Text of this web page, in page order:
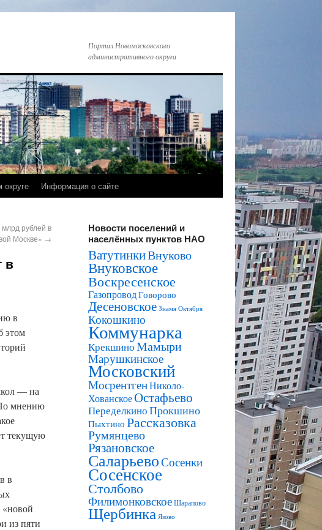
Портал Новомосковского
административного округа
округе Информация о сайте
рублей в
Москве» →
в
в
этом
— на
мнению
текущую
в
«новой
из пяти
Новости поселений и
населённых пунктов НАО
ВатутинкиВнуково
Внуковское
Воскресенское
ГазопроводГоворово
Десеновское Знамя Октября
Кокошкино
Коммунарка
КрекшиноМамыри
Марушкинское
Московский
МосрентгенНиколо-
ХованскоеОстафьево
ПеределкиноПрокшино
Пыхтино Рассказовка
Румянцево
Рязановское
СаларьевоСосенки
Сосенское
Столбово
ФилимонковскоеШарапово
Щербинка Язово